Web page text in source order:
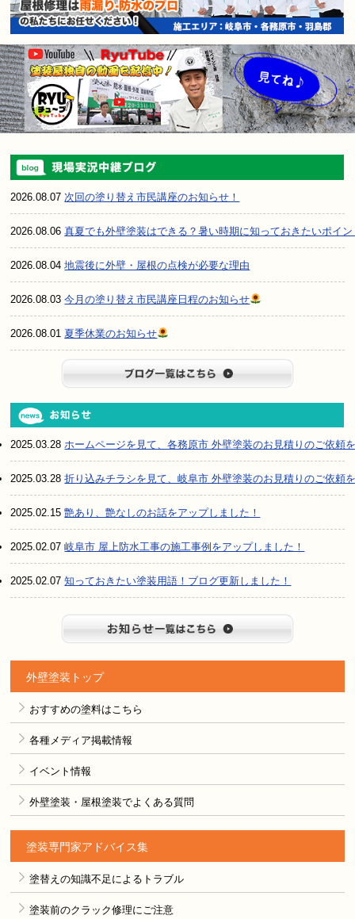
2026.08.07次回の塗り替え市民講座のお知らせ！
2026.08.06真夏でも外壁塗装はできる？暑い時期に知っておきたいポイン
2026.08.04地震後に外壁・屋根の点検が必要な理由
2026.08.03今月の塗り替え市民講座日程のお知らせ
2026.08.01 夏季休業のお知らせ
2025.03.28ホームページを見て、各務原市 外壁塗装のお見積りのご依頼
2025.03.28折り込みチラシを見て、岐阜市 外壁塗装のお見積りのご依頼
2025.02.15艶あり、艶なしのお話をアップしました！
2025.02.07岐阜市 屋上防水工事の施工事例をアップしました！
2025.02.07知っておきたい塗装用語！ブログ更新しました！
外壁塗装トップ
おすすめの塗料はこちら
各種メディア掲載情報
イベント情報
外壁塗装・屋根塗装でよくある質問
塗装専門家アドバイス集
塗替えの知識不足によるトラブル
塗装前のクラック修理にご注意